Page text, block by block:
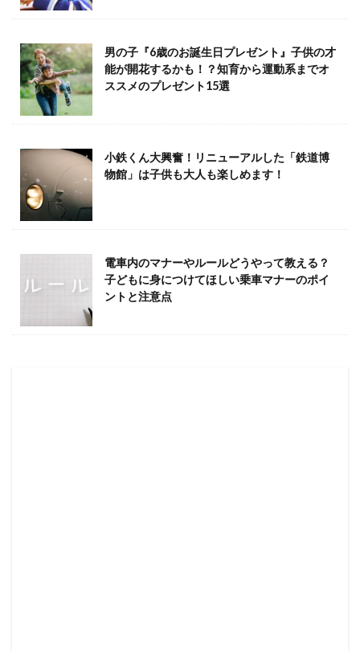
男の子『6歳のお誕生日プレゼント』子供の才
能が開花するかも！？知育から運動系までオ
ススメのプレゼント15選
小鉄くん大興奮！リニューアルした「鉄道博
物館」は子供も大人も楽しめます！
電車内のマナーやルールどうやって教える？
子どもに身につけてほしい乗車マナーのポイ
ントと注意点